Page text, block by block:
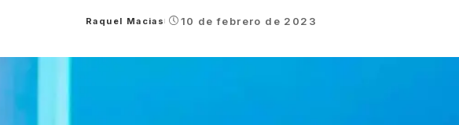
Posted
Raquel Macias 10 de febrero de 2023